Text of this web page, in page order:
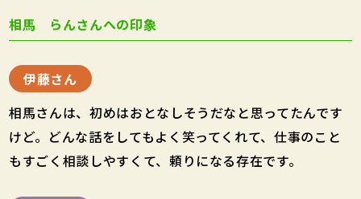
相馬 らんさんへの印象
伊藤さん
相馬さんは、初めはおとなしそうだなと思ってたんです
けど。どんな話をしてもよく笑ってくれて、仕事のこと
もすごく相談しやすくて、頼りになる存在です。